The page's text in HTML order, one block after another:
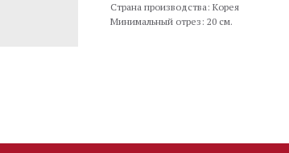
Страна производства: Корея
Минимальный отрез: 20 см.